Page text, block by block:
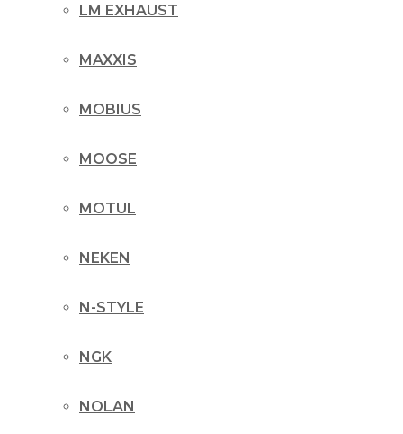
LM EXHAUST
MAXXIS
MOBIUS
MOOSE
MOTUL
NEKEN
N-STYLE
NGK
NOLAN